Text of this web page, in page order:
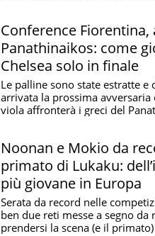
Conference Fiorentina,
Panathinaikos: come
Chelsea solo in finale
Le palline sono state estratte e
arrivata la prossima avversaria
viola affronterà i greci del
Noonan e Mokio da
primato di Lukaku:
più giovane in Europa
Serata da record nelle
ben due reti messe a segno da
prendersi la scena (e il